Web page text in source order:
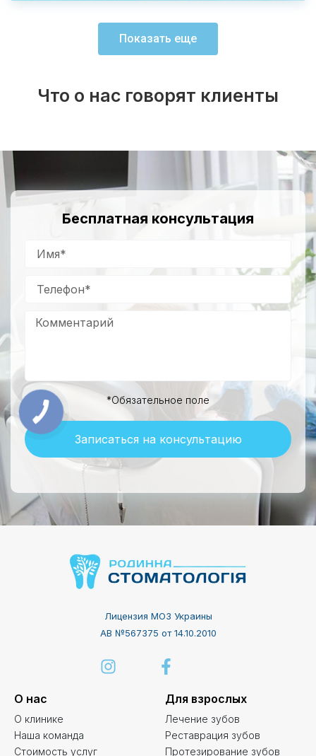
Показать еще
Что о нас говорят клиенты
Бесплатная консультация
*Обязательное поле
Записаться на консультацию
Лицензия МОЗ Украины
АВ №567375 от 14.10.2010
О нас
О клинике
Наша команда
Стоимость услуг
Для взрослых
Лечение зубов
Реставрация зубов
Протезирование зубов